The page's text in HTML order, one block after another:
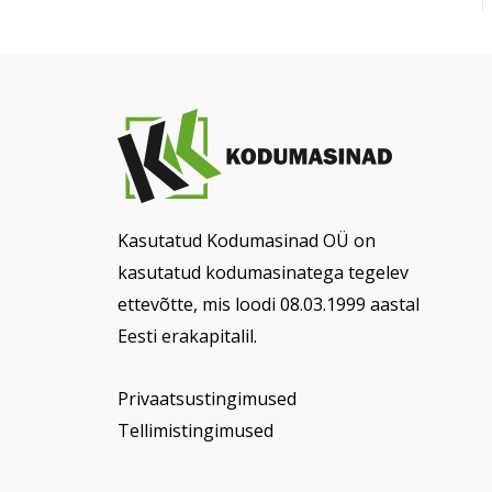
Kasutatud Kodumasinad OÜ on
kasutatud kodumasinatega tegelev
ettevõtte, mis loodi 08.03.1999 aastal
Eesti erakapitalil.
Privaatsustingimused
Tellimistingimused